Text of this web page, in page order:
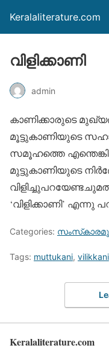
Keralaliterature.com
വിളിക്കാണി
admin
കാണിക്കാരുടെ
മൂട്ടുകാണിയുടെ
സമൂഹത്തെ
മുട്ടുകാണിയുടെ
‘വിളിക്കാണി’ എന്നു
Categories:
Tags: muttukani, vilikkani
Keralaliterature.com